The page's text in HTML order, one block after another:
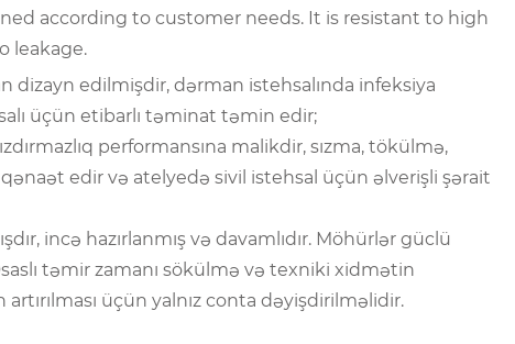
according to customer needs. It is resistant to high
leakage.
dizayn edilmişdir, dərman istehsalında infeksiya
üçün etibarlı təminat təmin edir;
performansına malikdir, sızma, tökülmə,
qənaət edir və atelyedə sivil istehsal üçün əlverişli şərait
incə hazırlanmış və davamlıdır. Möhürlər güclü
təmir zamanı sökülmə və texniki xidmətin
artırılması üçün yalnız conta dəyişdirilməlidir.